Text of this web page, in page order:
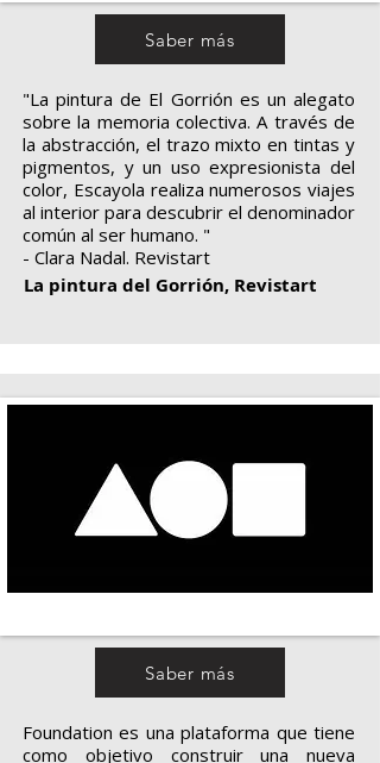
Saber más
"La pintura de El Gorrión es un alegato
sobre la memoria colectiva. A través de
la abstracción, el trazo mixto en tintas y
pigmentos, y un uso expresionista del
color, Escayola realiza numerosos viajes
al interior para descubrir el denominador
común al ser humano. "
- Clara Nadal. Revistart
La pintura del Gorrión, Revistart
Saber más
Foundation es una plataforma que tiene
como objetivo construir una nueva